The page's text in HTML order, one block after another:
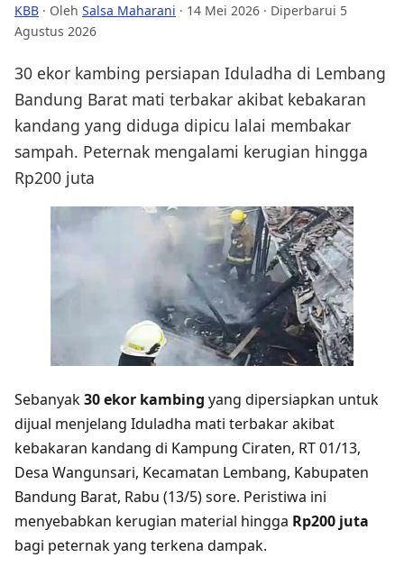
KBB · Oleh Salsa Maharani · 14 Mei 2026 · Diperbarui 5
Agustus 2026
30 ekor kambing persiapan Iduladha di Lembang
Bandung Barat mati terbakar akibat kebakaran
kandang yang diduga dipicu lalai membakar
sampah. Peternak mengalami kerugian hingga
Rp200 juta
Sebanyak30 ekor kambing yang dipersiapkan untuk
dijual menjelang Iduladha mati terbakar akibat
kebakaran kandang di Kampung Ciraten, RT 01/13,
Desa Wangunsari, Kecamatan Lembang, Kabupaten
Bandung Barat, Rabu (13/5) sore. Peristiwa ini
menyebabkan kerugian material hingga Rp200 juta
bagi peternak yang terkena dampak.